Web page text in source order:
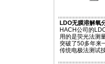
LDO无膜溶解氧
HACH公司的
用的是荧光法测
突破了50多年来
传统电极法测